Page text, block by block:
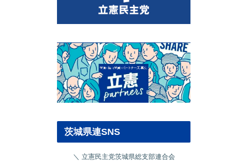
茨城県連SNS
立憲民主党茨城県総支部連合会